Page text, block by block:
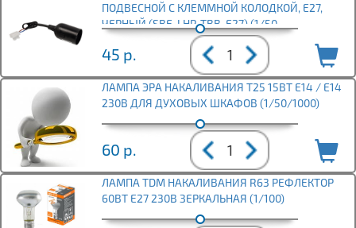
ПОДВЕСНОЙ С КЛЕММНОЙ КОЛОДКОЙ, Е27,
ЧЕРНЫЙ (SBE-LHP-TBB-E27) (1/50
45 р.
ЛАМПА ЭРА НАКАЛИВАНИЯ T25 15ВТ Е14 / E14
230В ДЛЯ ДУХОВЫХ ШКАФОВ (1/50/1000)
60 р.
ЛАМПА TDM НАКАЛИВАНИЯ R63 РЕФЛЕКТОР
60ВТ Е27 230В ЗЕРКАЛЬНАЯ (1/100)